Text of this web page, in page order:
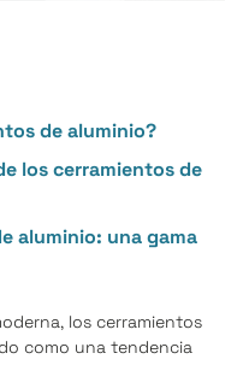
de aluminio?
los cerramientos de
aluminio: una gama
los cerramientos
como una tendencia